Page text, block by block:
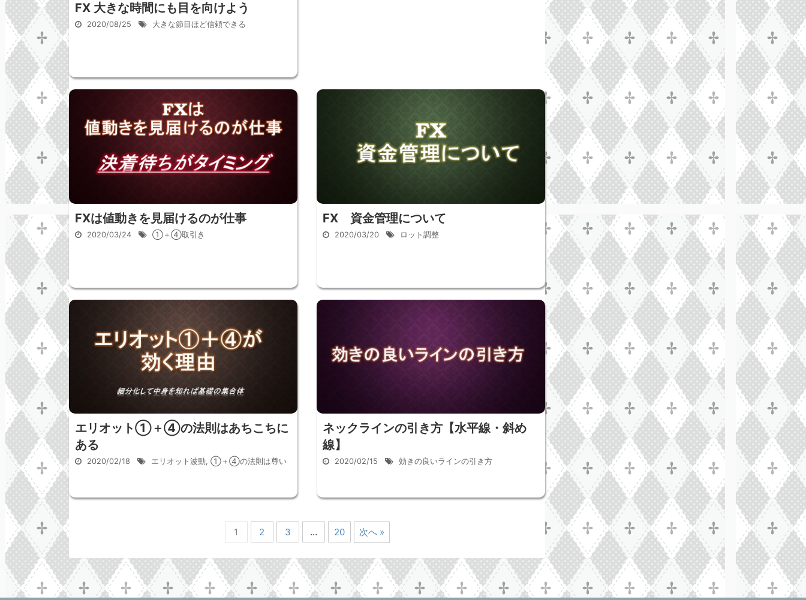
FX 大きな時間にも目を向けよう
2020/08/25 大きな節目ほど信頼できる
FXは値動きを見届けるのが仕事
2020/03/24 ①＋④取引き
FX 資金管理について
2020/03/20 ロット調整
エリオット①＋④の法則はあちこちに
ある
2020/02/18 エリオット波動, ①＋④の法則は尊い
ネックラインの引き方【水平線・斜め
線】
2020/02/15 効きの良いラインの引き方
1 2 3 … 20 次へ »